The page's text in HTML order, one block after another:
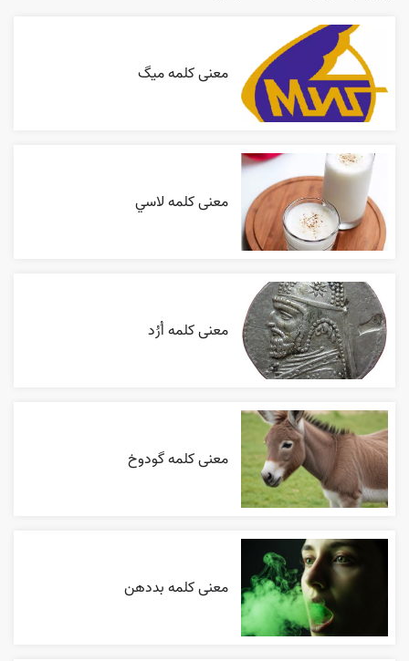
معنی کلمه میگ
معنی کلمه لاسي
معنی کلمه اُرُد
معنی کلمه گودوخ
معنی کلمه بددهن